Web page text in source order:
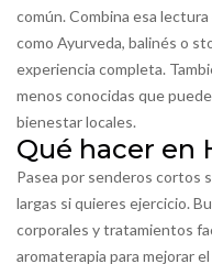
común. Combina esa
como Ayurveda, balinés o
experiencia completa.
menos conocidas que
bienestar locales.
Qué hacer en
Pasea por senderos cortos
largas si quieres ejercicio.
corporales y tratamientos
aromaterapia para mejorar